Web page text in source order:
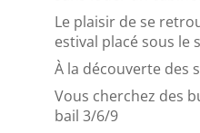
Le plaisir de se
estival placé sous le
À la découverte des
Vous cherchez des
bail 3/6/9